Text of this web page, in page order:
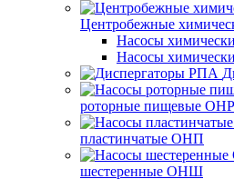
Центробежные
Насосы
Насосы
роторные пищевые ОНР
пластинчатые ОНП
шестеренные ОНШ